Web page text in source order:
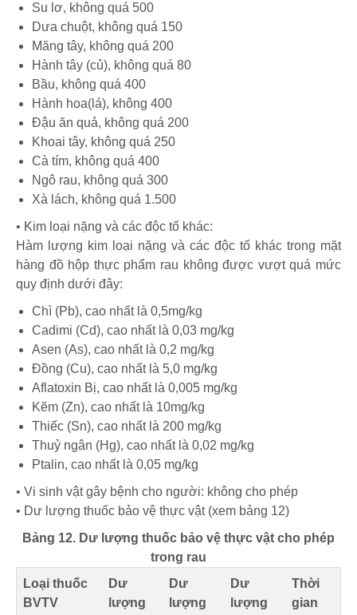
Su lơ, không quá 500
Dưa chuột, không quá 150
Măng tây, không quá 200
Hành tây (củ), không quá 80
Bầu, không quá 400
Hành hoa(lá), không 400
Đậu ăn quả, không quá 200
Khoai tây, không quá 250
Cà tím, không quá 400
Ngô rau, không quá 300
Xà lách, không quá 1.500
• Kim loại nặng và các độc tố khác:
Hàm lượng kim loại nặng và các độc tố khác trong mặt
hàng đồ hộp thực phẩm rau không được vượt quá mức
quy định dưới đây:
Chì (Pb), cao nhất là 0,5mg/kg
Cadimi (Cd), cao nhất là 0,03 mg/kg
Asen (As), cao nhất là 0,2 mg/kg
Đồng (Cu), cao nhất là 5,0 mg/kg
Aflatoxin Bị, cao nhất là 0,005 mg/kg
Kẽm (Zn), cao nhất là 10mg/kg
Thiếc (Sn), cao nhất là 200 mg/kg
Thuỷ ngân (Hg), cao nhất là 0,02 mg/kg
Ptalin, cao nhất là 0,05 mg/kg
• Vi sinh vật gây bệnh cho người: không cho phép
• Dư lượng thuốc bảo vệ thực vật (xem bảng 12)
Bảng 12. Dư lượng thuốc bảo vệ thực vật cho phép
trong rau
Loại thuốc
BVTV
Dư
lượng
Dư
lượng
Dư
lượng
Thời
gian